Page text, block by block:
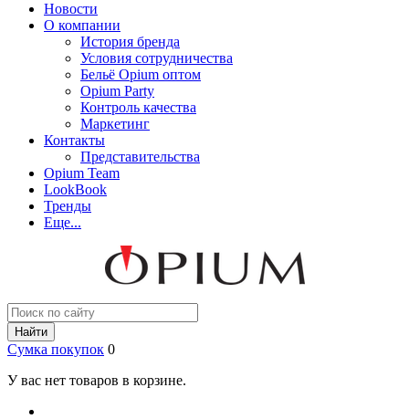
Новости
О компании
История бренда
Условия сотрудничества
Бельё Opium оптом
Opium Party
Контроль качества
Маркетинг
Контакты
Представительства
Opium Team
LookBook
Тренды
Еще...
Найти
Сумка покупок 0
У вас нет товаров в корзине.